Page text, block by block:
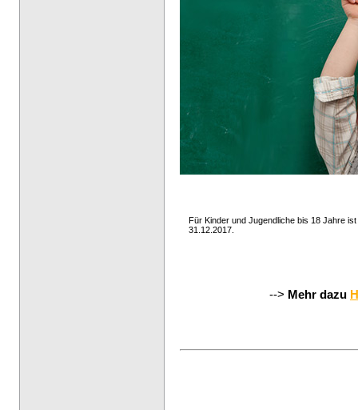
Für Kinder und Jugendliche bis 18 Jahre
31.12.2017.
--> Mehr dazu